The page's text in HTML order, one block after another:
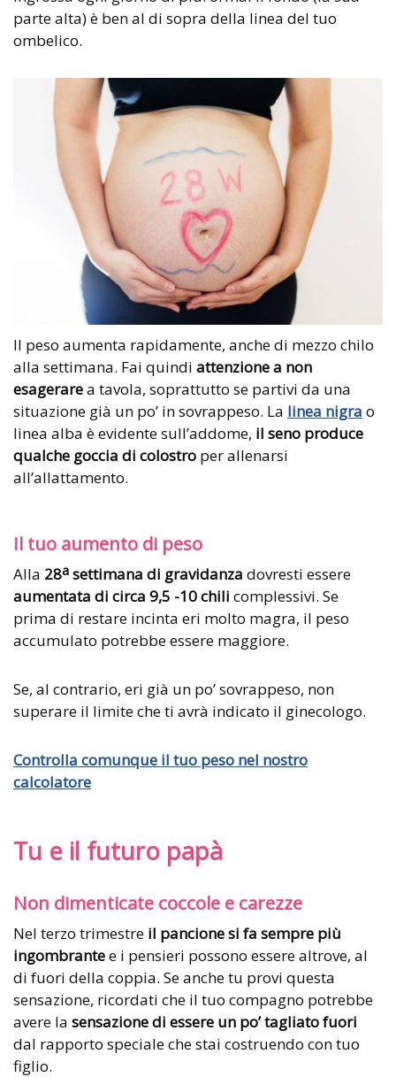
parte alta) è ben al di sopra della linea del tuo
ombelico.
Il peso aumenta rapidamente, anche di mezzo chilo
alla settimana. Fai quindi attenzione a non
esagerarea tavola, soprattutto se partivi da una
situazione già un po’ in sovrappeso. La linea nigra o
linea alba è evidente sull’addome, il seno produce
qualche goccia di colostro per allenarsi
all’allattamento.
Il tuo aumento di peso
Alla 28a settimana di gravidanza dovresti essere
aumentata di circa 9,5 -10 chili complessivi. Se
prima di restare incinta eri molto magra, il peso
accumulato potrebbe essere maggiore.
Se, al contrario, eri già un po’ sovrappeso, non
superare il limite che ti avrà indicato il ginecologo.
Controlla comunque il tuo peso nel nostro
calcolatore
Tu e il futuro papà
Non dimenticate coccole e carezze
Nel terzo trimestre il pancione si fa sempre più
ingombrantee i pensieri possono essere altrove, al
di fuori della coppia. Se anche tu provi questa
sensazione, ricordati che il tuo compagno potrebbe
avere la sensazione di essere un po’ tagliato fuori
dal rapporto speciale che stai costruendo con tuo
figlio.